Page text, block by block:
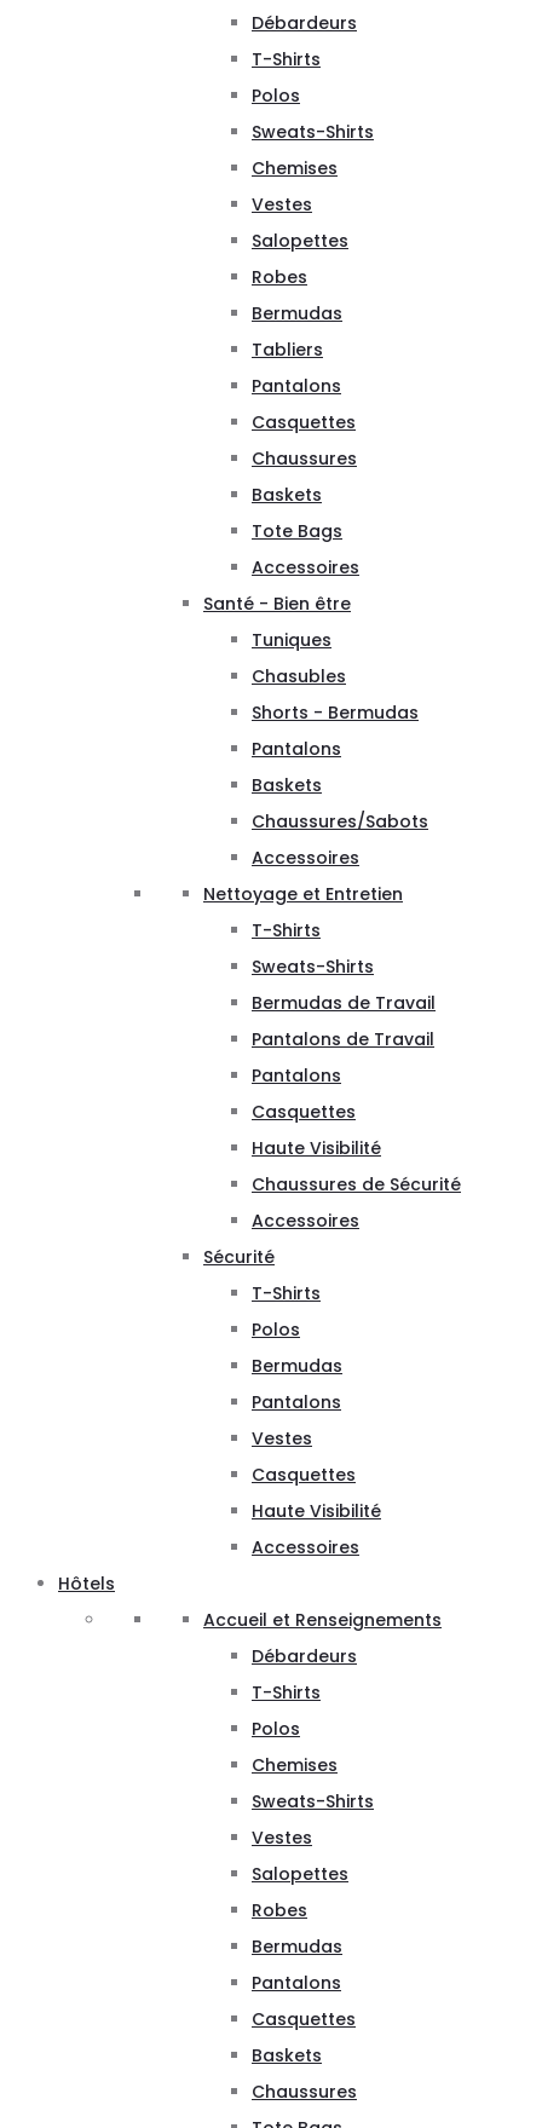
Débardeurs
T-Shirts
Polos
Sweats-Shirts
Chemises
Vestes
Salopettes
Robes
Bermudas
Tabliers
Pantalons
Casquettes
Chaussures
Baskets
Tote Bags
Accessoires
Santé - Bien être
Tuniques
Chasubles
Shorts - Bermudas
Pantalons
Baskets
Chaussures/Sabots
Accessoires
Nettoyage et Entretien
T-Shirts
Sweats-Shirts
Bermudas de Travail
Pantalons de Travail
Pantalons
Casquettes
Haute Visibilité
Chaussures de Sécurité
Accessoires
Sécurité
T-Shirts
Polos
Bermudas
Pantalons
Vestes
Casquettes
Haute Visibilité
Accessoires
Hôtels
Accueil et Renseignements
Débardeurs
T-Shirts
Polos
Chemises
Sweats-Shirts
Vestes
Salopettes
Robes
Bermudas
Pantalons
Casquettes
Baskets
Chaussures